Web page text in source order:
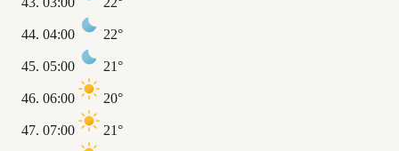
04:00 22°
05:00 21°
06:00 20°
07:00 21°